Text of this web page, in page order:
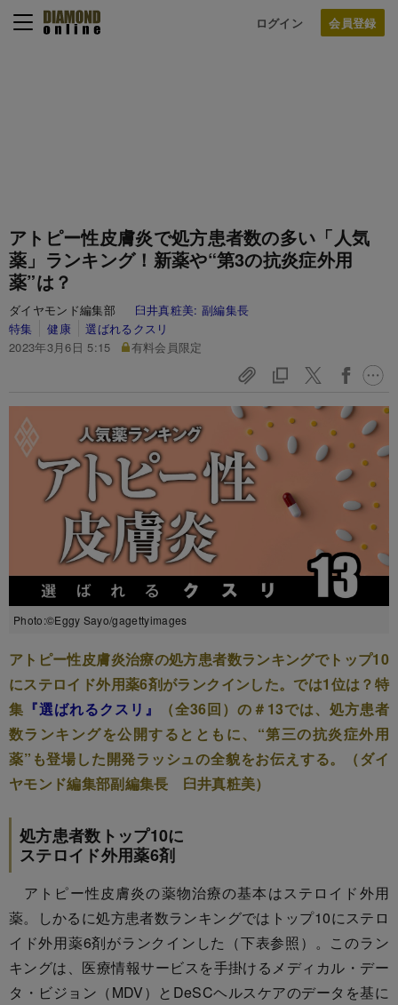
ログイン
アトピー性皮膚炎で処方患者数の多い「人気
薬」ランキング！新薬や“第3の抗炎症外用
薬”は？
ダイヤモンド編集部 臼井真粧美:副編集長
特集
健康
選ばれるクスリ
2023年3月6日 5:15
有料会員限定
Photo:©Eggy Sayo/gagettyimages
アトピー性皮膚炎治療の処方患者数ランキングでトップ10
にステロイド外用薬6剤がランクインした。では1位は？特
集 『選ばれるクスリ』
（全36回）の＃13では、処方患者
数ランキングを公開するとともに、“第三の抗炎症外用
薬”も登場した開発ラッシュの全貌をお伝えする。（ダイ
ヤモンド編集部副編集長 臼井真粧美）
処方患者数トップ10に
ステロイド外用薬6剤
アトピー性皮膚炎の薬物治療の基本はステロイド外用
薬。しかるに処方患者数ランキングではトップ10にステロ
イド外用薬6剤がランクインした（下表参照）。このラン
キングは、医療情報サービスを手掛けるメディカル・デー
タ・ビジョン（MDV）とDeSCヘルスケアのデータを基に